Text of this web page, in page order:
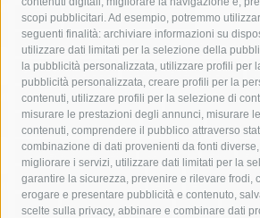
scopi pubblicitari. Ad esempio, potremmo
seguenti finalità: archiviare informazioni su
utilizzare dati limitati per la selezione della
la pubblicità personalizzata, utilizzare profili per
pubblicità personalizzata, creare profili per la
contenuti, utilizzare profili per la selezione di
misurare le prestazioni degli annunci, misurare
contenuti, comprendere il pubblico attraverso
combinazione di dati provenienti da fonti
migliorare i servizi, utilizzare dati limitati per la
garantire la sicurezza, prevenire e rilevare frodi,
erogare e presentare pubblicità e contenuto,
scelte sulla privacy, abbinare e combinare dati
acqua allerta meteo
anas
area marina protetta di punta campanella
Asl Napoli 3 sud
capitaneria di porto
castellammare di stabia
comune di sorrento
concerto
contagi
costiera amalfitana
covid-19 eav
fondazione sorrento
gori guardia
lavori
lorenzo balducelli mare